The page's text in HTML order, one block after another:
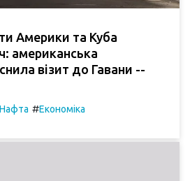
Америки та Куба
американська
візит до Гавани --
Нафта #Економіка